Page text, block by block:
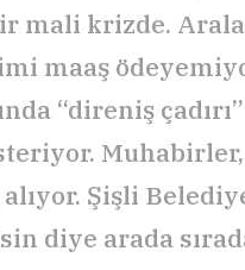
mali krizde.
maaş
“direniş
Şişli
diye arada